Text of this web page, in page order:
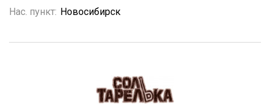
Нас. пункт: Новосибирск